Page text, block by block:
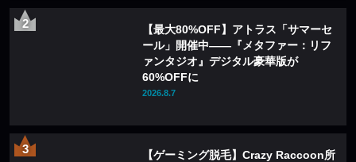
【最大80%OFF】アトラス「サマーセ
ール」開催中——『メタファー：リフ
ァンタジオ』デジタル豪華版が
60%OFFに
2026.8.7
【ゲーミング脱毛】Crazy Raccoon所